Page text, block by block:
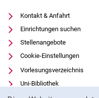
Kontakt & Anfahrt
Einrichtungen suchen
Stellenangebote
Cookie-Einstellungen
Vorlesungsverzeichnis
Uni-Bibliothek